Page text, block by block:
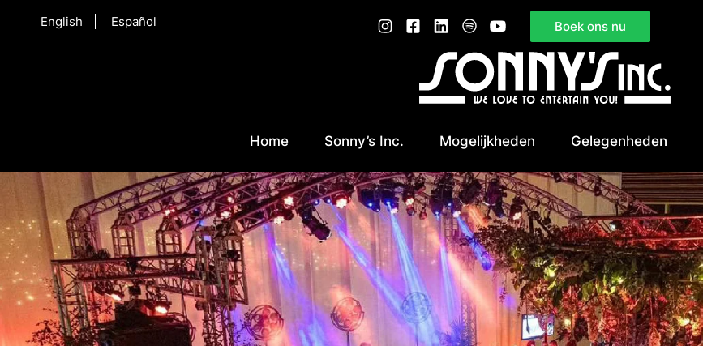
English Español Boek ons nu
Home Sonny’s Inc. Mogelijkheden Gelegenheden